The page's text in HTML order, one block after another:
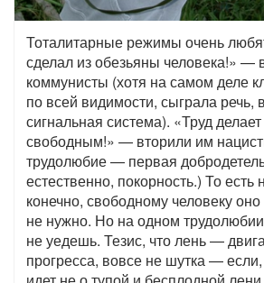
Тоталитарные режимы очень
сделал из обезьяны человека!» —
коммунисты (хотя на самом деле
по всей видимости, сыграла речь,
сигнальная система). «Труд делает
свободным!» — вторили им
трудолюбие — первая
естественно, покорность.) То есть
конечно, свободному человеку
не нужно. Но на одном
не уедешь. Тезис, что лень —
прогресса, вовсе не шутка — если,